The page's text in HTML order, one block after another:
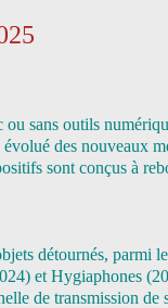
sans outils
des nouveaux
sont conçus à
détournés, parmi
et Hygiaphones
de transmission de